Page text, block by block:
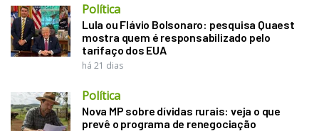
Política
Lula ou Flávio Bolsonaro: pesquisa Quaest
mostra quem é responsabilizado pelo
tarifaço dos EUA
há 21 dias
Política
Nova MP sobre dívidas rurais: veja o que
prevê o programa de renegociação